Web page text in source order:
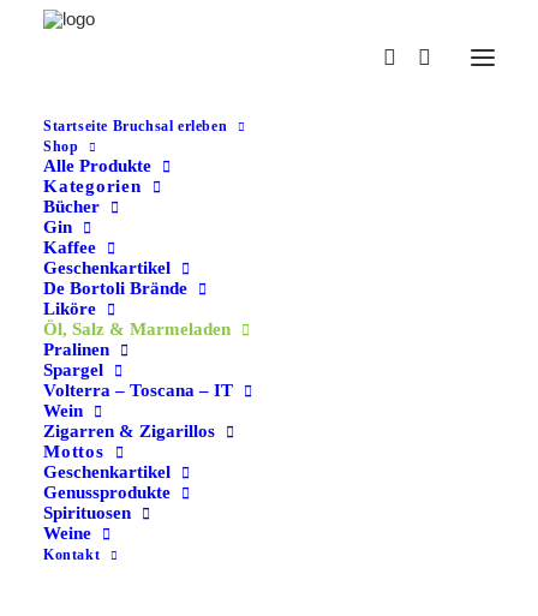
Startseite Bruchsal erleben
Shop
Alle Produkte
Kategorien
Bücher
Gin
Kaffee
Geschenkartikel
De Bortoli Brände
Liköre
Öl, Salz & Marmeladen
Pralinen
Spargel
Volterra – Toscana – IT
Wein
Zigarren & Zigarillos
Mottos
Geschenkartikel
Genussprodukte
Spirituosen
Weine
Kontakt
Home Kraichtaler Ölpresse – Marmelade
Kraichtaler Ölpresse –
Marmelade
4,50€
inkl. 19 % MwSt. zzgl.